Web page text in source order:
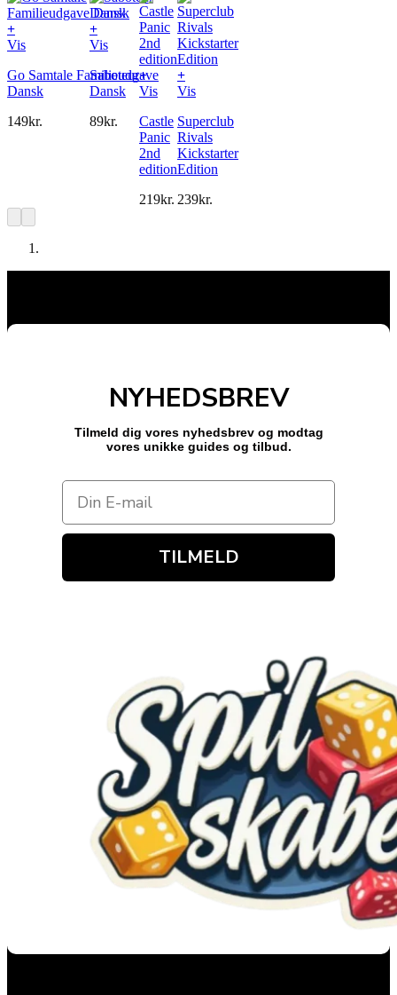
+
Vis
Go Samtale Familieudgave
Dansk
149kr.
+
Vis
Saboteur
Dansk
89kr.
+
Vis
Castle
Panic
2nd
edition
219kr.
+
Vis
Superclub
Rivals
Kickstarter
Edition
239kr.
NYHEDSBREV
Tilmeld dig vores nyhedsbrev og modtag
vores unikke guides og tilbud.
TILMELD